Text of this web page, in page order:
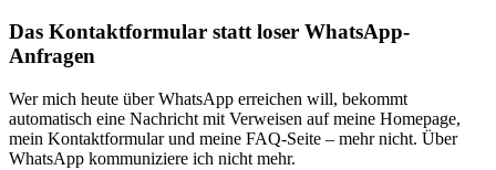
Das Kontaktformular statt loser WhatsApp-
Anfragen
Wer mich heute über WhatsApp erreichen will, bekommt
automatisch eine Nachricht mit Verweisen auf meine Homepage,
mein Kontaktformular und meine FAQ-Seite – mehr nicht. Über
WhatsApp kommuniziere ich nicht mehr.